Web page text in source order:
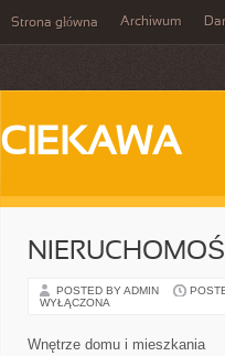
Strona główna Archiwum
CIEKAWA
POSTED BY ADMIN
WYŁĄCZONA
Wnętrze domu i mieszkania